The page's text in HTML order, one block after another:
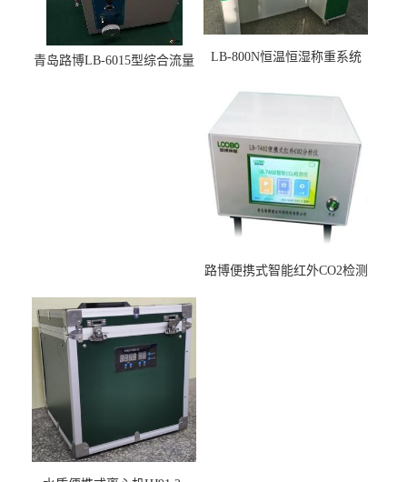
青岛路博LB-6015型综合流量
LB-800N恒温恒湿称重系统
路博便携式智能红外CO2检测